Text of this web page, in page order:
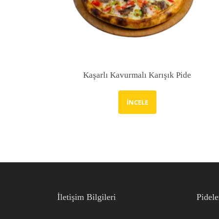
Kaşarlı Kavurmalı Karışık Pide
İNCELE
İletişim Bilgileri